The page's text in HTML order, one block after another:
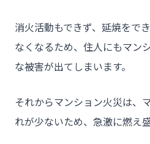
- 会社概要
消火活動もできず、延焼をで
なくなるため、住人にもマン
な被害が出てしまいます。
それからマンション火災は、
れが少ないため、急激に燃え